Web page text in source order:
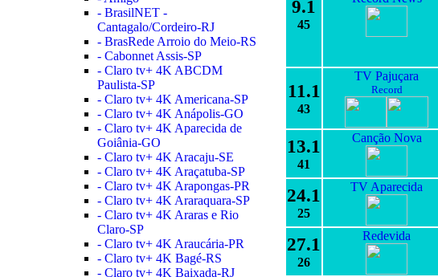
- BrasilNET -
Cantagalo/Cordeiro-RJ
- BrasRede Arroio do Meio-RS
- Cabonnet Assis-SP
- Claro tv+ 4K ABCDM
Paulista-SP
- Claro tv+ 4K Americana-SP
- Claro tv+ 4K Anápolis-GO
- Claro tv+ 4K Aparecida de
Goiânia-GO
- Claro tv+ 4K Aracaju-SE
- Claro tv+ 4K Araçatuba-SP
- Claro tv+ 4K Arapongas-PR
- Claro tv+ 4K Araraquara-SP
- Claro tv+ 4K Araras e Rio
Claro-SP
- Claro tv+ 4K Araucária-PR
- Claro tv+ 4K Bagé-RS
- Claro tv+ 4K Baixada-RJ
9.1
45
11.1
43
TV Pajuçara
Record
13.1
41
Canção Nova
24.1
25
TV Aparecida
27.1
26
Redevida